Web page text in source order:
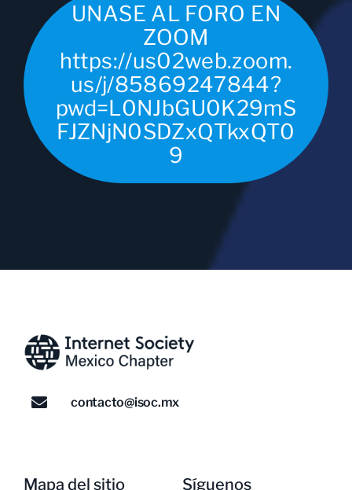
UNASE AL FORO EN
ZOOM
https://us02web.zoom.
us/j/85869247844?
pwd=L0NJbGU0K29mS
FJZNjN0SDZxQTkxQT0
9
contacto@isoc.mx
Mapa del sitio Síguenos